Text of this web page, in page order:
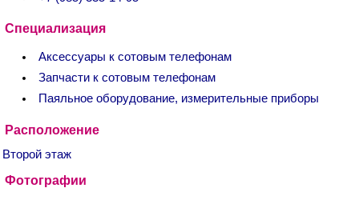
Специализация
Аксессуары к сотовым телефонам
Запчасти к сотовым телефонам
Паяльное оборудование, измерительные приборы
Расположение
Второй этаж
Фотографии